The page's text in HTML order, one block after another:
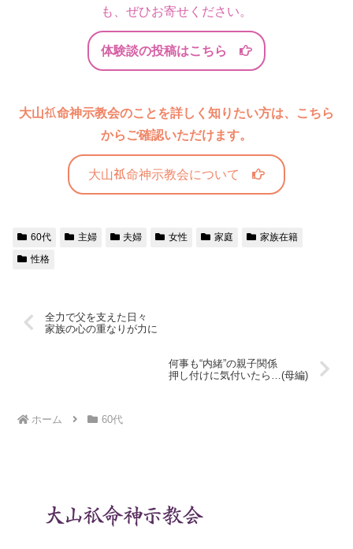
も、ぜひお寄せください。
体験談の投稿はこちら
大山
命神示教会のことを詳しく知りたい方は、こちら
からご確認いただけます。
大山 命神示教会について
60代 主婦 夫婦 女性 家庭
家族在籍
性格
全力で父を支えた日々
家族の心の重なりが力に
何事も“内緒”の親子関係
押し付けに気付いたら…(母編)
ホーム 60代